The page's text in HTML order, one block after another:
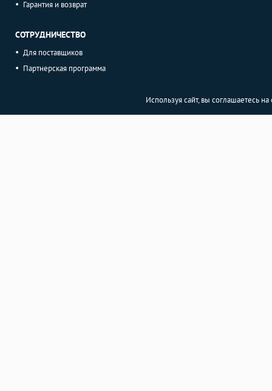
Гарантия и возврат
СОТРУДНИЧЕСТВО
Для поставщиков
Партнерская программа
Используя сайт, вы соглашаетесь